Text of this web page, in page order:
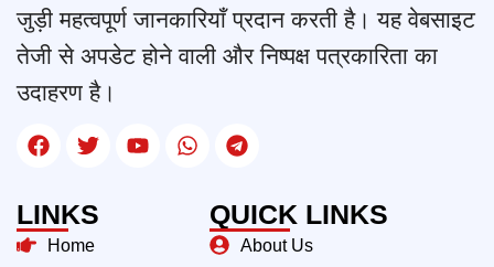
जुड़ी महत्वपूर्ण जानकारियाँ प्रदान करती है। यह वेबसाइट
तेजी से अपडेट होने वाली और निष्पक्ष पत्रकारिता का
उदाहरण है।
LINKS
Home
QUICK LINKS
About Us